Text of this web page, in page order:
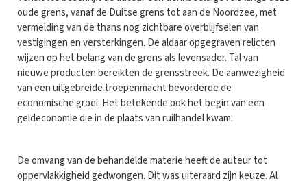
oude grens, vanaf de Duitse grens tot aan de Noordzee, met
vermelding van de thans nog zichtbare overblijfselen van
vestigingen en versterkingen. De aldaar opgegraven relicten
wijzen op het belang van de grens als levensader. Tal van
nieuwe producten bereikten de grensstreek. De aanwezigheid
van een uitgebreide troepenmacht bevorderde de
economische groei. Het betekende ook het begin van een
geldeconomie die in de plaats van ruilhandel kwam.
De omvang van de behandelde materie heeft de auteur tot
oppervlakkigheid gedwongen. Dit was uiteraard zijn keuze. Al